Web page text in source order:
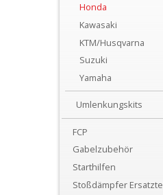
Reparatur
Gabeldichtsätze
Lenkkopflager
Honda
Kawasaki
KTM/Husqvarna
Suzuki
Yamaha
Umlenkungskits
FCP
Gabelzubehör
Starthilfen
Stoßdämpfer